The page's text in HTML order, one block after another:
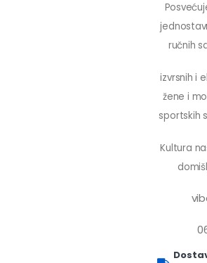
ručnih
izvrsnih i
žene i
sportskih
Kultura